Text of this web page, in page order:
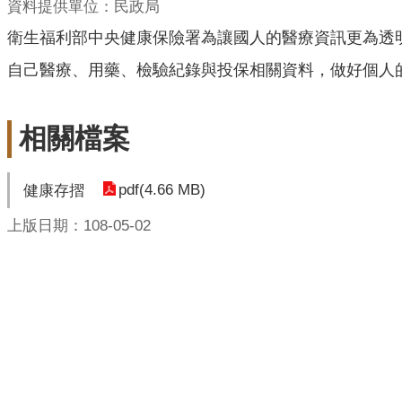
資料提供單位：民政局
衛生福利部中央健康保險署為讓國人的醫療資訊更為
自己醫療、用藥、檢驗紀錄與投保相關資料，做好個人
相關檔案
健康存摺 pdf(4.66 MB)
上版日期：108-05-02